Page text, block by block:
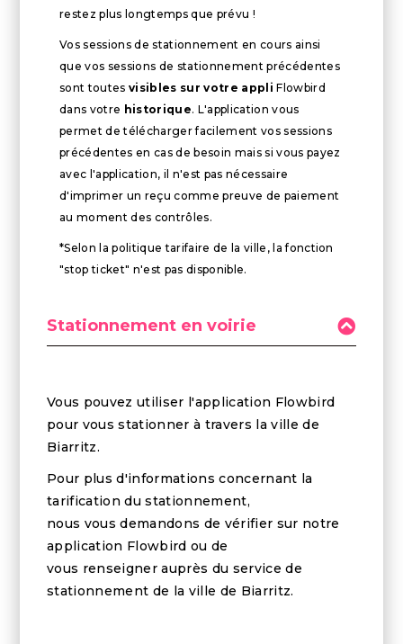
restez plus longtemps que prévu !
Vos sessions de stationnement en cours ainsi
que vos sessions de stationnement précédentes
sont toutes visibles sur votre appli Flowbird
dans votre historique. L'application vous
permet de télécharger facilement vos sessions
précédentes en cas de besoin mais si vous payez
avec l'application, il n'est pas nécessaire
d'imprimer un reçu comme preuve de paiement
au moment des contrôles.
*Selon la politique tarifaire de la ville, la fonction
"stop ticket" n'est pas disponible.
Stationnement en voirie
Vous pouvez utiliser l'application Flowbird
pour vous stationner à travers la ville de
Biarritz.
Pour plus d'informations concernant la
tarification du stationnement,
nous vous demandons de vérifier sur notre
application Flowbird ou de
vous renseigner auprès du service de
stationnement de la ville de Biarritz.